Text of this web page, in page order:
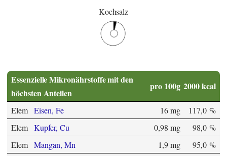
Kochsalz
Essenzielle Mikronährstoffe mit den
höchsten Anteilen
pro 100g 2000 kcal
Elem Eisen, Fe 16 mg
117,0 %
Elem Kupfer, Cu 0,98 mg
98,0 %
Elem Mangan, Mn 1,9 mg
95,0 %